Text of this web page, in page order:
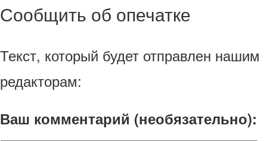
Сообщить об опечатке
Текст, который будет отправлен нашим
редакторам:
Ваш комментарий (необязательно):